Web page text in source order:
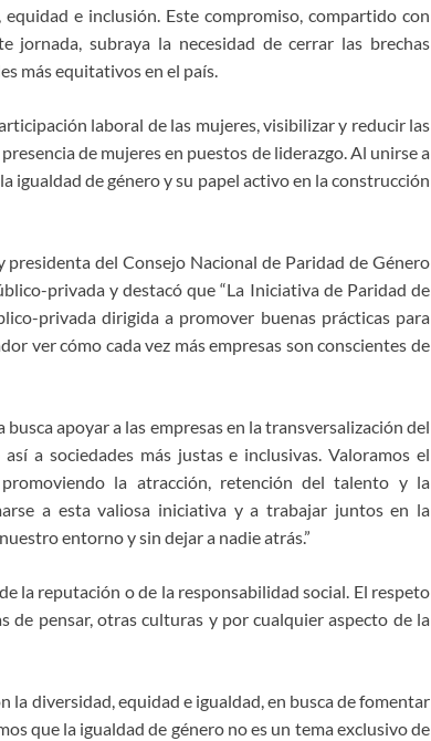
e inclusión. Este compromiso, compartido con
jornada, subraya la necesidad de cerrar las brechas
más equitativos en el país.
laboral de las mujeres, visibilizar y reducir las
de mujeres en puestos de liderazgo. Al unirse a
igualdad de género y su papel activo en la construcción
del Consejo Nacional de Paridad de Género
privada y destacó que “La Iniciativa de Paridad de
privada dirigida a promover buenas prácticas para
ver cómo cada vez más empresas son conscientes de
apoyar a las empresas en la transversalización del
a sociedades más justas e inclusivas. Valoramos el
la atracción, retención del talento y la
a esta valiosa iniciativa y a trabajar juntos en la
entorno y sin dejar a nadie atrás.”
la reputación o de la responsabilidad social. El respeto
pensar, otras culturas y por cualquier aspecto de la
diversidad, equidad e igualdad, en busca de fomentar
que la igualdad de género no es un tema exclusivo de